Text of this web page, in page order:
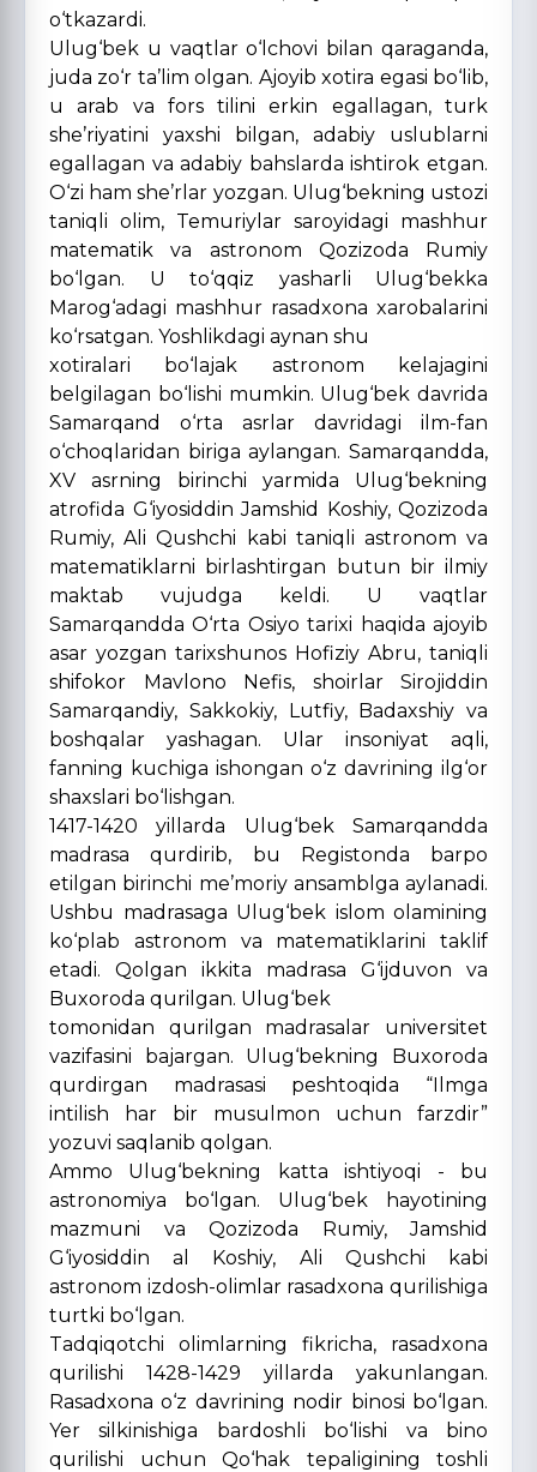
o‘tkazardi.
Ulug‘bek u vaqtlar o‘lchovi bilan qaraganda,
juda zo‘r ta’lim olgan. Ajoyib xotira egasi bo‘lib,
u arab va fors tilini erkin egallagan, turk
she’riyatini yaxshi bilgan, adabiy uslublarni
egallagan va adabiy bahslarda ishtirok etgan.
O‘zi ham she’rlar yozgan. Ulug‘bekning ustozi
taniqli olim, Temuriylar saroyidagi mashhur
matematik va astronom Qozizoda Rumiy
bo‘lgan. U to‘qqiz yasharli Ulug‘bekka
Marog‘adagi mashhur rasadxona xarobalarini
ko‘rsatgan. Yoshlikdagi aynan shu
xotiralari bo‘lajak astronom kelajagini
belgilagan bo‘lishi mumkin. Ulug‘bek davrida
Samarqand o‘rta asrlar davridagi ilm-fan
o‘choqlaridan biriga aylangan. Samarqandda,
XV asrning birinchi yarmida Ulug‘bekning
atrofida G‘iyosiddin Jamshid Koshiy, Qozizoda
Rumiy, Ali Qushchi kabi taniqli astronom va
matematiklarni birlashtirgan butun bir ilmiy
maktab vujudga keldi. U vaqtlar
Samarqandda O‘rta Osiyo tarixi haqida ajoyib
asar yozgan tarixshunos Hofiziy Abru, taniqli
shifokor Mavlono Nefis, shoirlar Sirojiddin
Samarqandiy, Sakkokiy, Lutfiy, Badaxshiy va
boshqalar yashagan. Ular insoniyat aqli,
fanning kuchiga ishongan o‘z davrining ilg‘or
shaxslari bo‘lishgan.
1417-1420 yillarda Ulug‘bek Samarqandda
madrasa qurdirib, bu Registonda barpo
etilgan birinchi me’moriy ansamblga aylanadi.
Ushbu madrasaga Ulug‘bek islom olamining
ko‘plab astronom va matematiklarini taklif
etadi. Qolgan ikkita madrasa G‘ijduvon va
Buxoroda qurilgan. Ulug‘bek
tomonidan qurilgan madrasalar universitet
vazifasini bajargan. Ulug‘bekning Buxoroda
qurdirgan madrasasi peshtoqida “Ilmga
intilish har bir musulmon uchun farzdir”
yozuvi saqlanib qolgan.
Ammo Ulug‘bekning katta ishtiyoqi - bu
astronomiya bo‘lgan. Ulug‘bek hayotining
mazmuni va Qozizoda Rumiy, Jamshid
G‘iyosiddin al Koshiy, Ali Qushchi kabi
astronom izdosh-olimlar rasadxona qurilishiga
turtki bo‘lgan.
Tadqiqotchi olimlarning fikricha, rasadxona
qurilishi 1428-1429 yillarda yakunlangan.
Rasadxona o‘z davrining nodir binosi bo‘lgan.
Yer silkinishiga bardoshli bo‘lishi va bino
qurilishi uchun Qo‘hak tepaligining toshli